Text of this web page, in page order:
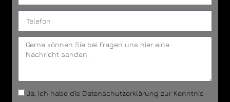
Ja, Ich habe die Datenschutzerklärung zur Kenntnis